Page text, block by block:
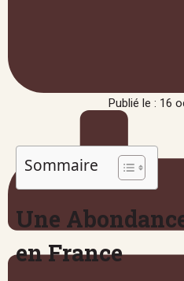
Publié le : 16
Sommaire
Une
en France